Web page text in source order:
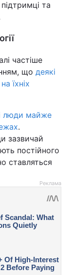
та
частіше
що деякі
їхніх
люди майже
.
зазвичай
постійного
ставляться
Реклама